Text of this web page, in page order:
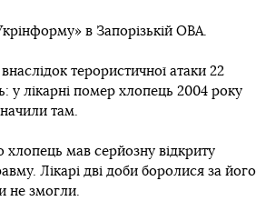
в Запорізькій ОВА.
терористичної атаки 22
у лікарні помер хлопець 2004 року
там.
мав серйозну відкриту
Лікарі дві доби боролися за його
не змогли.